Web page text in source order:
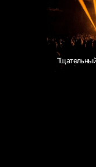
В TradeID
а также
доклад
трушный